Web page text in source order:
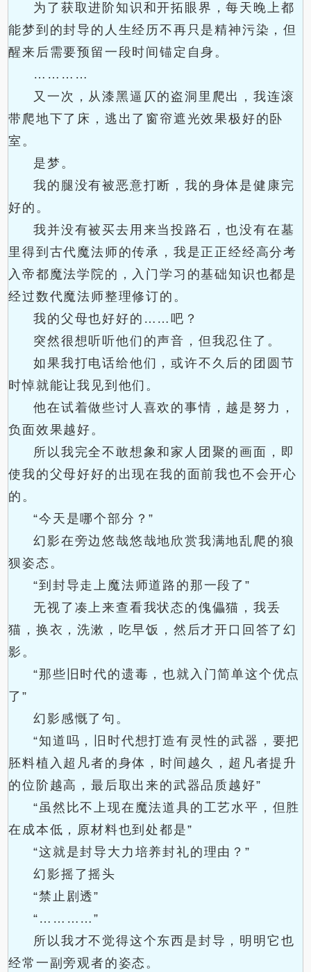
为了获取进阶知识和开拓眼界，每天晚上都
能梦到的封导的人生经历不再只是精神污染，但
醒来后需要预留一段时间锚定自身。
…………
又一次，从漆黑逼仄的盗洞里爬出，我连滚
带爬地下了床，逃出了窗帘遮光效果极好的卧
室。
是梦。
我的腿没有被恶意打断，我的身体是健康完
好的。
我并没有被买去用来当投路石，也没有在墓
里得到古代魔法师的传承，我是正正经经高分考
入帝都魔法学院的，入门学习的基础知识也都是
经过数代魔法师整理修订的。
我的父母也好好的……吧？
突然很想听听他们的声音，但我忍住了。
如果我打电话给他们，或许不久后的团圆节
时悼就能让我见到他们。
他在试着做些讨人喜欢的事情，越是努力，
负面效果越好。
所以我完全不敢想象和家人团聚的画面，即
使我的父母好好的出现在我的面前我也不会开心
的。
“今天是哪个部分？”
幻影在旁边悠哉悠哉地欣赏我满地乱爬的狼
狈姿态。
“到封导走上魔法师道路的那一段了”
无视了凑上来查看我状态的傀儡猫，我丢
猫，换衣，洗漱，吃早饭，然后才开口回答了幻
影。
“那些旧时代的遗毒，也就入门简单这个优点
了”
幻影感慨了句。
“知道吗，旧时代想打造有灵性的武器，要把
胚料植入超凡者的身体，时间越久，超凡者提升
的位阶越高，最后取出来的武器品质越好”
“虽然比不上现在魔法道具的工艺水平，但胜
在成本低，原材料也到处都是”
“这就是封导大力培养封礼的理由？”
幻影摇了摇头
“禁止剧透”
“…………”
所以我才不觉得这个东西是封导，明明它也
经常一副旁观者的姿态。